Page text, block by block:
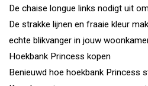
De chaise longue links nodigt uit
De strakke lijnen en fraaie kleur
echte blikvanger in jouw
Hoekbank Princess kopen
Benieuwd hoe hoekbank Princess